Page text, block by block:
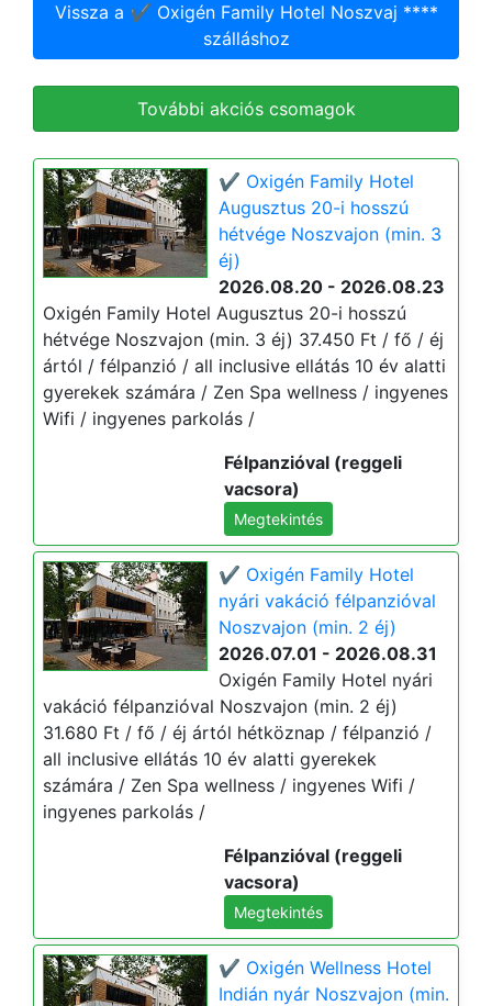
Vissza a ✔️ Oxigén Family Hotel Noszvaj ****
szálláshoz
További akciós csomagok
✔️ Oxigén Family Hotel
Augusztus 20-i hosszú
hétvége Noszvajon (min. 3
éj)
2026.08.20 - 2026.08.23
Oxigén Family Hotel Augusztus 20-i hosszú
hétvége Noszvajon (min. 3 éj) 37.450 Ft / fő / éj
ártól / félpanzió / all inclusive ellátás 10 év alatti
gyerekek számára / Zen Spa wellness / ingyenes
Wifi / ingyenes parkolás /
Félpanzióval (reggeli
vacsora)
Megtekintés
✔️ Oxigén Family Hotel
nyári vakáció félpanzióval
Noszvajon (min. 2 éj)
2026.07.01 - 2026.08.31
Oxigén Family Hotel nyári
vakáció félpanzióval Noszvajon (min. 2 éj)
31.680 Ft / fő / éj ártól hétköznap / félpanzió /
all inclusive ellátás 10 év alatti gyerekek
számára / Zen Spa wellness / ingyenes Wifi /
ingyenes parkolás /
Félpanzióval (reggeli
vacsora)
Megtekintés
✔️ Oxigén Wellness Hotel
Indián nyár Noszvajon (min.